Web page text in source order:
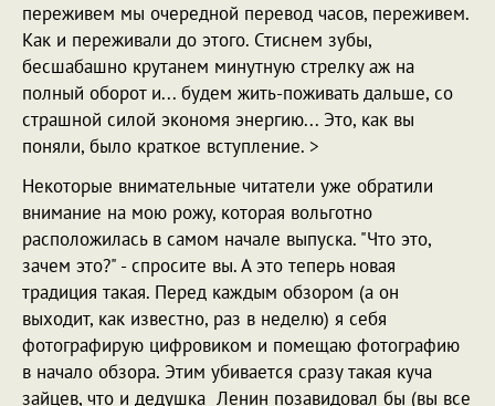
переживем мы очередной перевод часов, переживем.
Как и переживали до этого. Стиснем зубы,
бесшабашно крутанем минутную стрелку аж на
полный оборот и... будем жить-поживать дальше, со
страшной силой экономя энергию... Это, как вы
поняли, было краткое вступление. >
Некоторые внимательные читатели уже обратили
внимание на мою рожу, которая вольготно
расположилась в самом начале выпуска. "Что это,
зачем это?" - спросите вы. А это теперь новая
традиция такая. Перед каждым обзором (а он
выходит, как известно, раз в неделю) я себя
фотографирую цифровиком и помещаю фотографию
в начало обзора. Этим убивается сразу такая куча
зайцев, что и дедушка Ленин позавидовал бы (вы все